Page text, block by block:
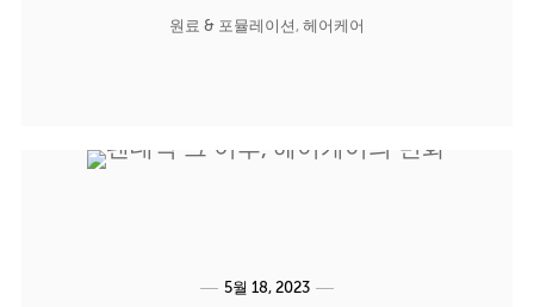
원료 & 포뮬레이션 , 헤어케어
5월 18, 2023